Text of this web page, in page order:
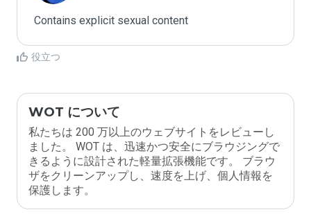
Contains explicit sexual content
役立つ
WOT について
私たちは 200 万以上のウェブサイトをレビューし
ました。 WOT は、迅速かつ安全にブラウジングで
きるように設計された軽量拡張機能です。 ブラウ
ザをクリーンアップし、速度を上げ、個人情報を
保護します。